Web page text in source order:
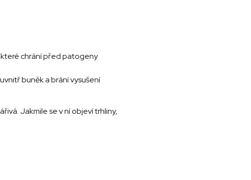
které chrání před patogeny
buněk a brání vysušení
Jakmile se v ní objeví trhliny,